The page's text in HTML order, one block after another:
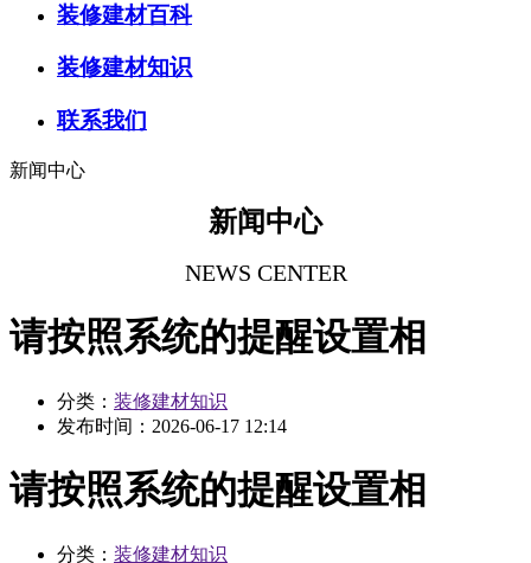
装修建材百科
装修建材知识
联系我们
新闻中心
新闻中心
NEWS CENTER
请按照系统的提醒设置相
分类： 装修建材知识
发布时间： 2026-06-17 12:14
请按照系统的提醒设置相
分类： 装修建材知识